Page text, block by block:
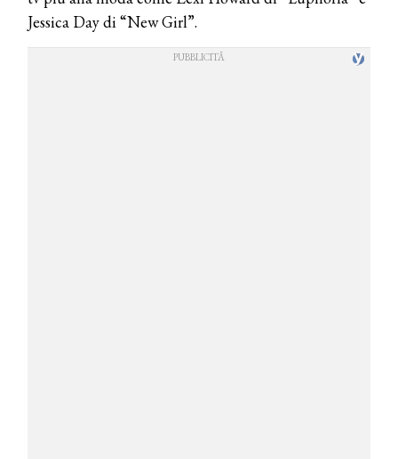
Jessica Day di “New Girl”.